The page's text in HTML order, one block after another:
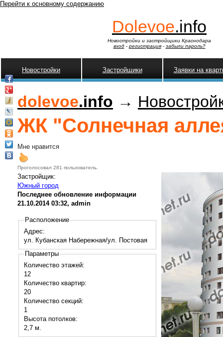
Перейти к основному содержанию
Dolevoe.info
Новостройки и застройщики Краснодара
вход- регистрация- забыли пароль?
Новостройки Застройщики Заявки на
dolevoe.info →
ЖК "Солнечная
Мне нравится
Проголосовал 281 пользователь.
Застройщик:
Южный город
Последнее обновление информации
21.10.2014 03:32, admin
Расположение
Адрес:
ул. Кубанская Набережная/ул. Постовая
Параметры
Количество этажей:
12
Количество квартир:
20
Количество секций:
1
Высота потолков:
2,7 м.